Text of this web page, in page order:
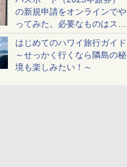
の新規申請をオンラインでや
ってみた。必要なものはスマ
ホとマイナカードのみ
はじめてのハワイ旅行ガイド
～せっかく行くなら隣島の秘
境も楽しみたい！～